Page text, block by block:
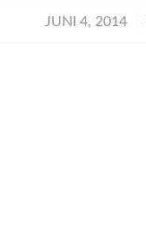
JUNI 4, 2014
/